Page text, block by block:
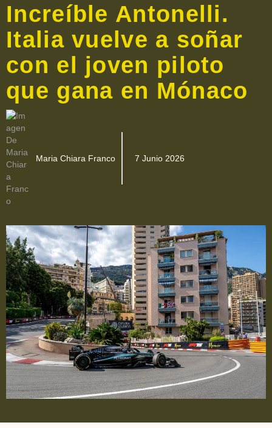
Increíble Antonelli.
Italia vuelve a soñar
con el joven piloto
que gana en Mónaco
Maria Chiara Franco 7 Junio 2026